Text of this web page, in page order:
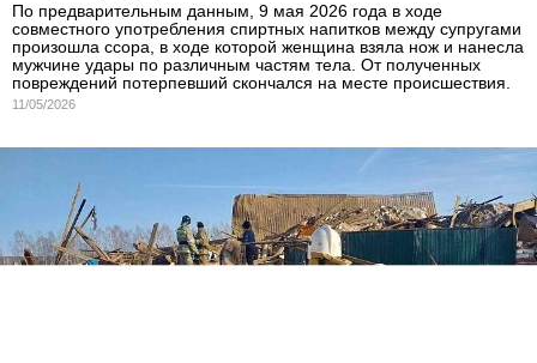
По предварительным данным, 9 мая 2026 года в ходе
совместного употребления спиртных напитков между супругами
произошла ссора, в ходе которой женщина взяла нож и нанесла
мужчине удары по различным частям тела. От полученных
повреждений потерпевший скончался на месте происшествия.
11/05/2026